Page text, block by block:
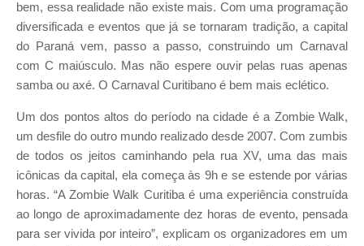
bem, essa realidade não existe mais. Com uma programação
diversificada e eventos que já se tornaram tradição, a capital
do Paraná vem, passo a passo, construindo um Carnaval
com C maiúsculo. Mas não espere ouvir pelas ruas apenas
samba ou axé. O Carnaval Curitibano é bem mais eclético.
Um dos pontos altos do período na cidade é a Zombie Walk,
um desfile do outro mundo realizado desde 2007. Com zumbis
de todos os jeitos caminhando pela rua XV, uma das mais
icônicas da capital, ela começa às 9h e se estende por várias
horas. “A Zombie Walk Curitiba é uma experiência construída
ao longo de aproximadamente dez horas de evento, pensada
para ser vivida por inteiro”, explicam os organizadores em um